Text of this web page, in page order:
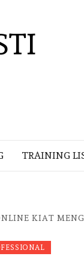
TRAINING
KIAT